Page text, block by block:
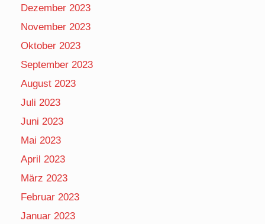
Dezember 2023
November 2023
Oktober 2023
September 2023
August 2023
Juli 2023
Juni 2023
Mai 2023
April 2023
März 2023
Februar 2023
Januar 2023